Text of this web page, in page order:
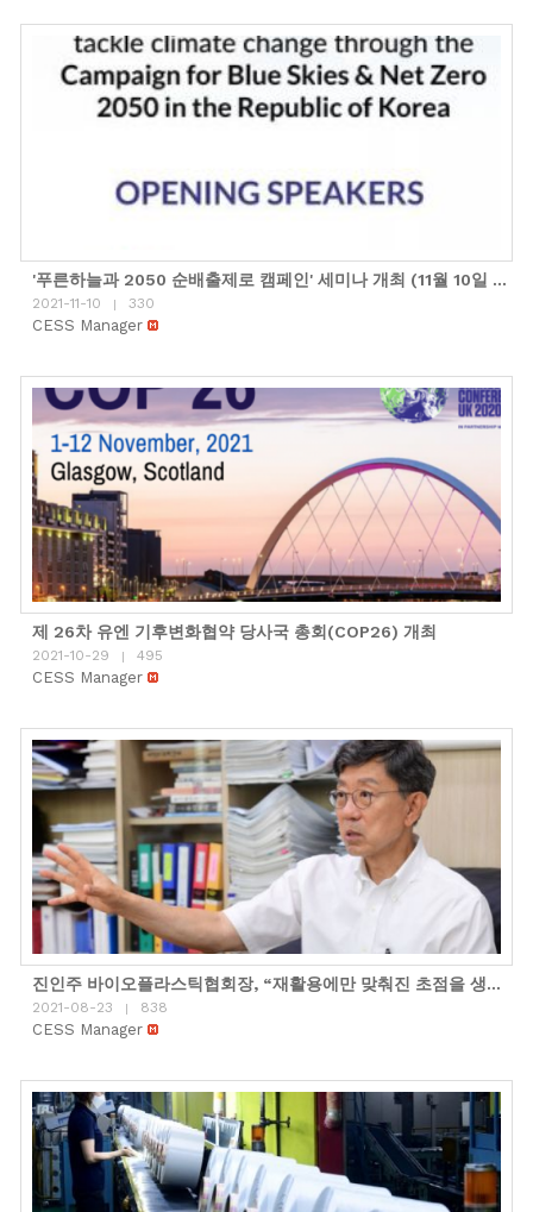
'푸른하늘과 2050 순배출제로 캠페인' 세미나 개최 (11월 10일 10PM, 영국 글래스고)
2021-11-10 | 330
CESS Manager
제 26차 유엔 기후변화협약 당사국 총회(COP26) 개최
2021-10-29 | 495
CESS Manager
진인주 바이오플라스틱협회장, “재활용에만 맞춰진 초점을 생분해로 바꿔야”
2021-08-23 | 838
CESS Manager